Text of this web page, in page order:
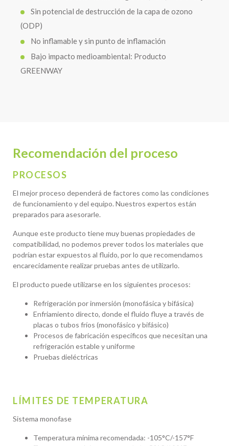
Sin potencial de destrucción de la capa de ozono
(ODP)
No inflamable y sin punto de inflamación
Bajo impacto medioambiental: Producto
GREENWAY
Recomendación del proceso
PROCESOS
El mejor proceso dependerá de factores como las condiciones
de funcionamiento y del equipo. Nuestros expertos están
preparados para asesorarle.
Aunque este producto tiene muy buenas propiedades de
compatibilidad, no podemos prever todos los materiales que
podrían estar expuestos al fluido, por lo que recomendamos
encarecidamente realizar pruebas antes de utilizarlo.
El producto puede utilizarse en los siguientes procesos:
Refrigeración por inmersión (monofásica y bifásica)
Enfriamiento directo, donde el fluido fluye a través de
placas o tubos fríos (monofásico y bifásico)
Procesos de fabricación específicos que necesitan una
refrigeración estable y uniforme
Pruebas dieléctricas
LÍMITES DE TEMPERATURA
Sistema monofase
Temperatura mínima recomendada: -105°C/-157°F